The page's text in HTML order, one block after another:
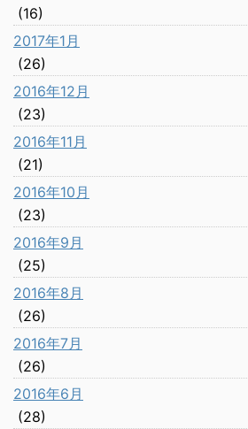
(16)
2017年1月
(26)
2016年12月
(23)
2016年11月
(21)
2016年10月
(23)
2016年9月
(25)
2016年8月
(26)
2016年7月
(26)
2016年6月
(28)